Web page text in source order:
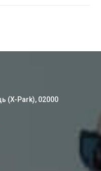
(X-Park), 02000